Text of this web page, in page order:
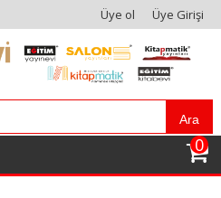
Üye ol Üye Girişi
Ara
0